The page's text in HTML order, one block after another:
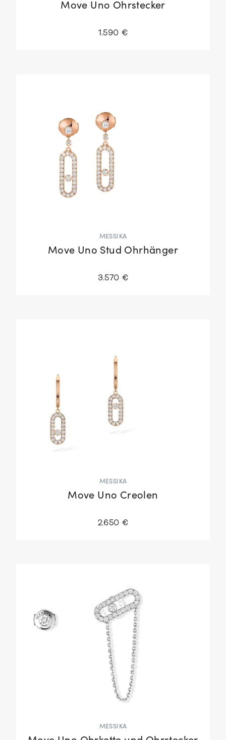
Move Uno Ohrstecker
1.590 €
MESSIKA
Move Uno Stud Ohrhänger
3.570 €
MESSIKA
Move Uno Creolen
2.650 €
MESSIKA